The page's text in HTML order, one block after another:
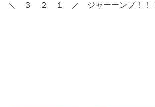
＼ ３ ２ １ ／ ジャーーンプ！！！